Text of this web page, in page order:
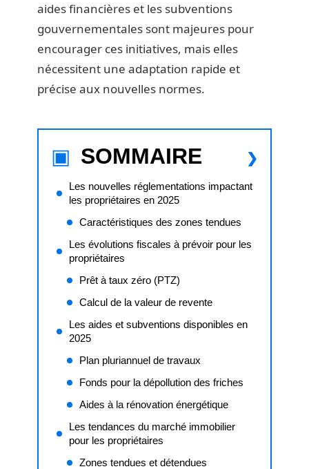
aides financières et les subventions
gouvernementales sont majeures pour
encourager ces initiatives, mais elles
nécessitent une adaptation rapide et
précise aux nouvelles normes.
SOMMAIRE
Les nouvelles réglementations impactant
les propriétaires en 2025
Caractéristiques des zones tendues
Les évolutions fiscales à prévoir pour les
propriétaires
Prêt à taux zéro (PTZ)
Calcul de la valeur de revente
Les aides et subventions disponibles en
2025
Plan pluriannuel de travaux
Fonds pour la dépollution des friches
Aides à la rénovation énergétique
Les tendances du marché immobilier
pour les propriétaires
Zones tendues et détendues